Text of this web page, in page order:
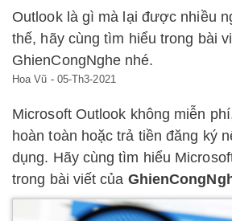
Outlook là gì mà lại được nhiều
thế, hãy cùng tìm hiểu trong bài
GhienCongNghe nhé.
Hoa Vũ - 05-Th3-2021
Microsoft Outlook không miễn
hoàn toàn hoặc trả tiền đăng ký
dụng. Hãy cùng tìm hiểu
trong bài viết của